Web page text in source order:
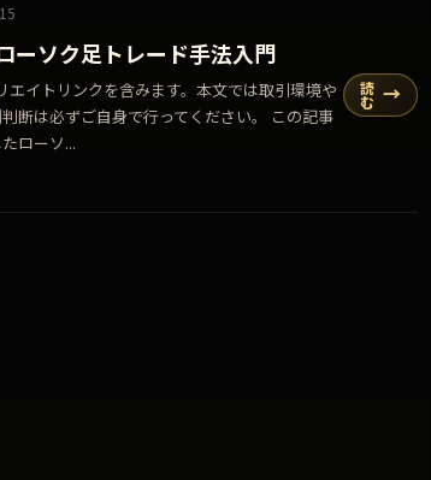
ーソク足トレード手法入門
エイトリンクを含みます。本文では取引環境や
断は必ずご自身で行ってください。 この記事
ローソ...
読
む →